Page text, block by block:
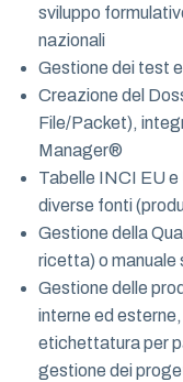
sviluppo
nazionali
Gestione dei test
Creazione del
File/Packet),
Manager®
Tabelle INCI EU
diverse fonti
Gestione della
ricetta) o manuale
Gestione delle
interne ed
etichettatura per
gestione dei